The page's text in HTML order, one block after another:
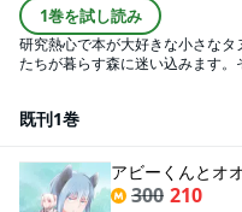
1巻を試し読み
研究熱心で本が大好きな小さな
たちが暮らす森に迷い込みます
ずつその存在を受け入れていき
く――。不思議の森を舞台にした
ー。第1巻は、第1話～第3話を収
既刊1巻
アビーくんとオ
300 210